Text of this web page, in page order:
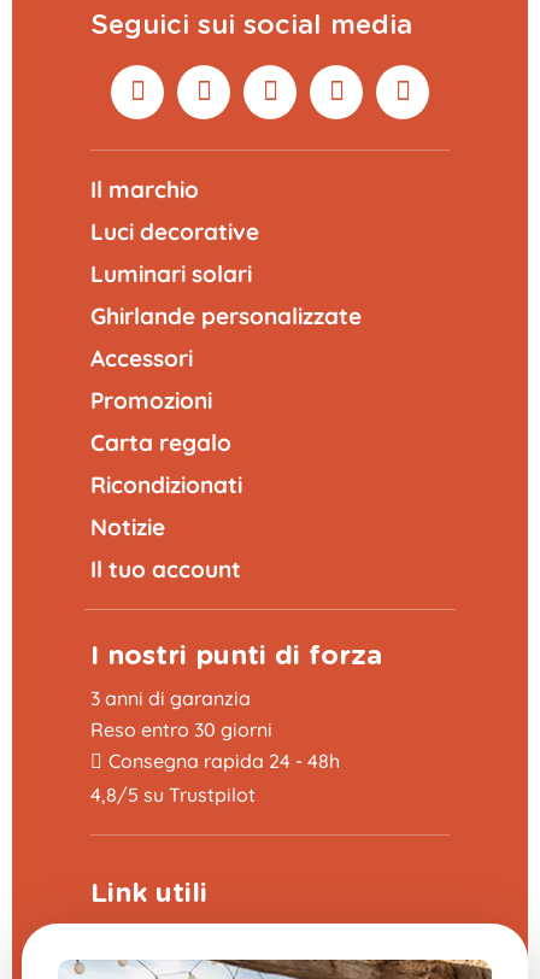
Seguici sui social media
Il marchio
Luci decorative
Luminari solari
Ghirlande personalizzate
Accessori
Promozioni
Carta regalo
Ricondizionati
Notizie
Il tuo account
I nostri punti di forza
3 anni di garanzia
Reso entro 30 giorni
Consegna rapida 24 - 48h
4,8/5 su Trustpilot
Link utili
La fiera delle domande frequenti